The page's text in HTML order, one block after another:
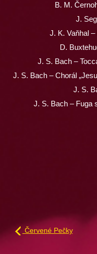
B. M.
J.
J. K. Vaňhal
D.
J. S. Bach –
J. S. Bach – Chorál
J. S.
J. S. Bach – Fuga
Červené Pečky